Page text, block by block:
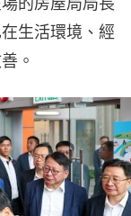
生活環境、經
。